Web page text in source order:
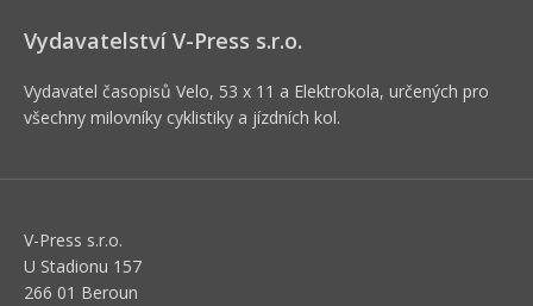
Vydavatelství V-Press s.r.o.
Vydavatel časopisů Velo, 53 x 11 a Elektrokola, určených pro
všechny milovníky cyklistiky a jízdních kol.
V-Press s.r.o.
U Stadionu 157
266 01 Beroun